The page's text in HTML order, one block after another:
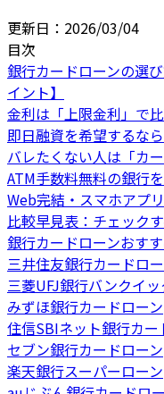
更新日： 2026/03/04
目次
銀行カードローンの選
イント】
金利は「上限金利」で
即日融資を希望するな
バレたくない人は「カ
ATM手数料無料の銀行
Web完結・スマホアプ
比較早見表：チェック
銀行カードローンおす
三井住友銀行カードロ
三菱UFJ銀行バンクイッ
みずほ銀行カードローン
住信SBIネット銀行カー
セブン銀行カードローン
楽天銀行スーパーローン